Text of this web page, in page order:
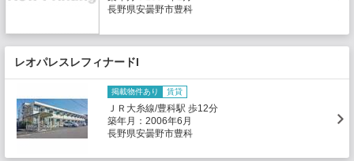
長野県安曇野市豊科
レオパレスレフィナードI
掲載物件あり 賃貸
ＪＲ大糸線/豊科駅 歩12分
築年月：2006年6月
長野県安曇野市豊科